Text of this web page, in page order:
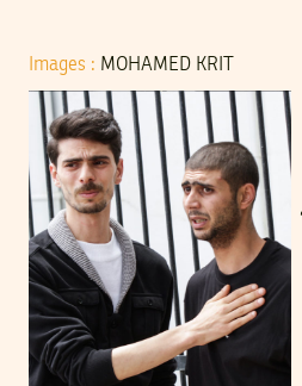
Images : MOHAMED KRIT